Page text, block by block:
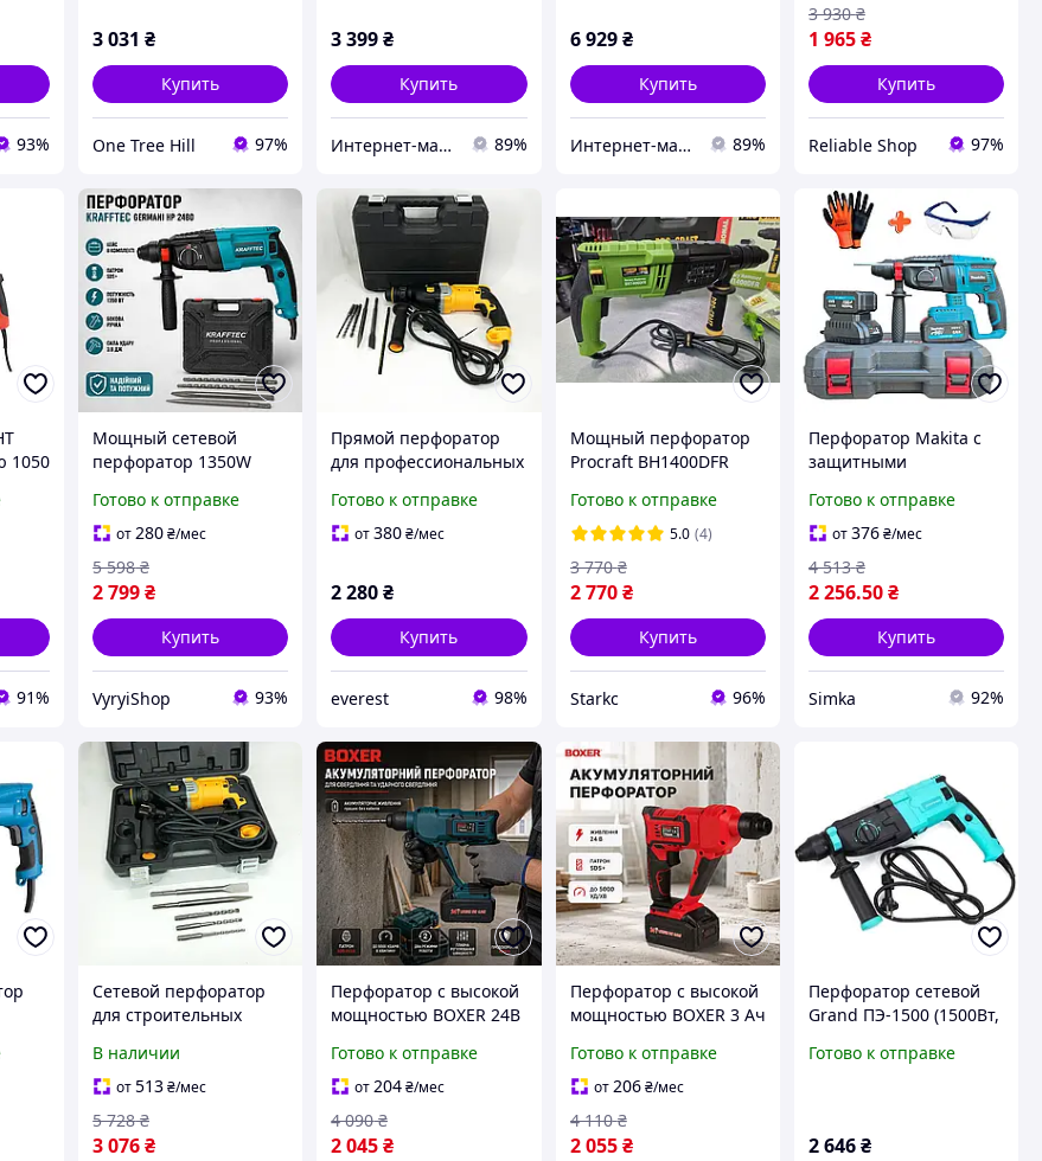
93%
3 031 ₴
Купить
One Tree Hill 97%
3 399₴
Купить
Интернет-магазин "AKB-OK" 89%
6 929 ₴
Купить
Интернет-магазин "AKB-OK" 89%
перфоратор Лучший
перфоратор
1 965₴
3 930 ₴
Купить
Reliable Shop 97%
1050
91%
Мощный сетевой
перфоратор 1350W
ударный перфоратор
для дома и
строительных работ в
кейсе со сменным
патроном
Готово к отправке
от280₴/мес
2 799₴
5 598 ₴
Купить
VyryiShop 93%
Прямой перфоратор
для профессиональных
для перфоратора
монтажных работ JT-96
Готово к отправке
от380₴/мес
2 280₴
Купить
everest 98%
Мощный перфоратор
Procraft BH1400DFR
патроном и
комплектом буров и
зубил для бетона и
демонтажа
профессионал
Готово к отправке
5.0 (4)
2 770 ₴
3 770 ₴
Купить
Starkс 96%
Перфоратор Makita с
защитными
строительными очками
в комплекте для
профессиональных
работ
Готово к отправке
от376₴/мес
2 256.50₴
4 513 ₴
Купить
Simka 92%
Сетевой перфоратор
для строительных
сверления и
демонтажа
Монтажный EZ-91
В наличии
от513₴/мес
3 076₴
5 728 ₴
Перфоратор с высокой
мощностью BOXER 24В
для профессиональных
работ Перфоратор
сверления с ударом
Готово к отправке
от204₴/мес
2 045₴
4 090 ₴
Перфоратор с высокой
мощностью BOXER 3 Ач
АКБ для
профессиональных
работ Перфоратор
сверления с ударом
Готово к отправке
от206 ₴/мес
2 055 ₴
4 110 ₴
Перфоратор сетевой
Grand ПЭ-1500 (1500Вт,
работы, кейс) |
Готово к отправке
2 646₴